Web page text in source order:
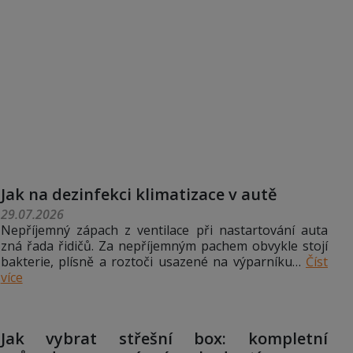
Jak na dezinfekci klimatizace v autě
29.07.2026
Nepříjemný zápach z ventilace při nastartování auta
zná řada řidičů. Za nepříjemným pachem obvykle stojí
bakterie, plísně a roztoči usazené na výparníku… Číst
více
Jak vybrat střešní box: kompletní